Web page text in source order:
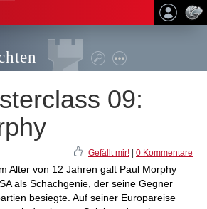
09:
Gefällt mir! 0 Kommentare
Alter von 12 Jahren galt Paul Morphy
als Schachgenie, der seine Gegner
besiegte. Auf seiner Europareise